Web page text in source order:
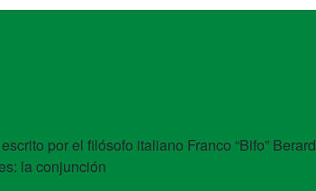
por el filósofo italiano Franco “Bifo”
la conjunción